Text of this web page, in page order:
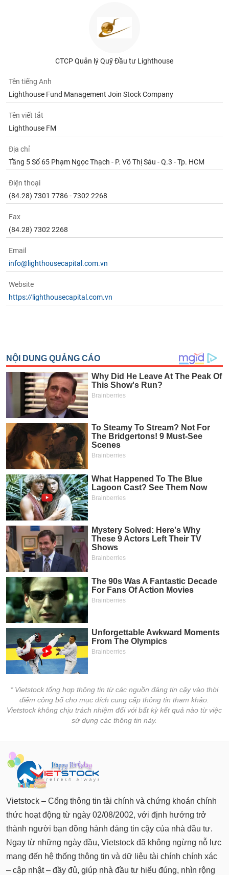
CTCP Quản lý Quỹ Đầu tư Lighthouse
Tên tiếng Anh
Lighthouse Fund Management Join Stock Company
Tên viết tắt
Lighthouse FM
Địa chỉ
Tầng 5 Số 65 Phạm Ngọc Thạch - P. Võ Thị Sáu - Q.3 - Tp. HCM
Điện thoại
(84.28) 7301 7786 - 7302 2268
Fax
(84.28) 7302 2268
Email
info@lighthousecapital.com.vn
Website
https://lighthousecapital.com.vn
* Vietstock tổng hợp thông tin từ các nguồn đáng tin cậy vào thời
điểm công bố cho mục đích cung cấp thông tin tham khảo.
Vietstock không chịu trách nhiệm đối với bất kỳ kết quả nào từ việc
sử dụng các thông tin này.
Vietstock – Cổng thông tin tài chính và chứng khoán chính
thức hoạt động từ ngày 02/08/2002, với định hướng trở
thành người bạn đồng hành đáng tin cậy của nhà đầu tư.
Ngay từ những ngày đầu, Vietstock đã không ngừng nỗ lực
mang đến hệ thống thông tin và dữ liệu tài chính chính xác
– cập nhật – đầy đủ, giúp nhà đầu tư hiểu đúng, nhìn rộng